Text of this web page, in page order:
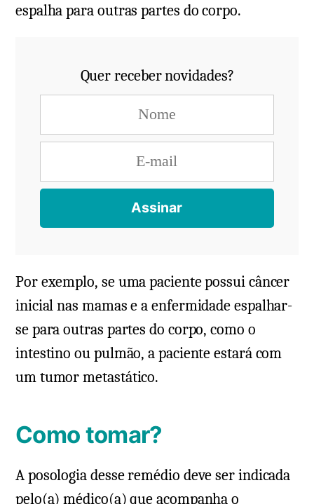
espalha para outras partes do corpo.
Quer receber novidades?
Por exemplo, se uma paciente possui câncer
inicial nas mamas e a enfermidade espalhar-
se para outras partes do corpo, como o
intestino ou pulmão, a paciente estará com
um tumor metastático.
Como tomar?
A posologia desse remédio deve ser indicada
pelo(a) médico(a) que acompanha o